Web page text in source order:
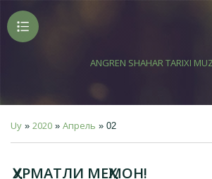
ANGREN SHAHAR TARIXI
Uy » 2020 » Апрель » 02
ҲУРМАТЛИ МЕҲМОН!